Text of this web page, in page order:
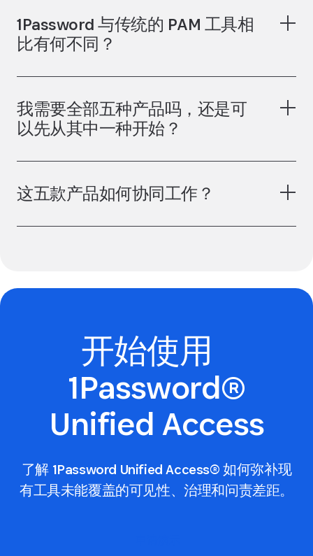
1Password 与传统的 PAM 工具相
比有何不同？
我需要全部五种产品吗，还是可
以先从其中一种开始？
这五款产品如何协同工作？
开始使用
1Password®
Unified Access
了解 1Password Unified Access® 如何弥补现
有工具未能覆盖的可见性、治理和问责差距。